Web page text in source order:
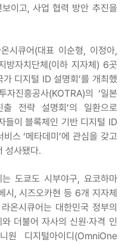
이고, 사업 협력 방안 추진을
시큐어(대표 이순형, 이정아,
자치단체(이하 지자체) 6곳
디지털 ID 설명회’를 개최했
진흥공사(KOTRA)의 ‘일본
전략 설명회’의 일환으로
들이 블록체인 기반 디지털 ID
스 ‘메타데미’에 관심을 갖고
성사됐다.
도쿄도 시부야구, 요코하마
시, 시즈오카현 등 6개 지자체
온시큐어는 대한민국 정부의
더불어 자사의 신원·자격 인
디지털아이디(OmniOne